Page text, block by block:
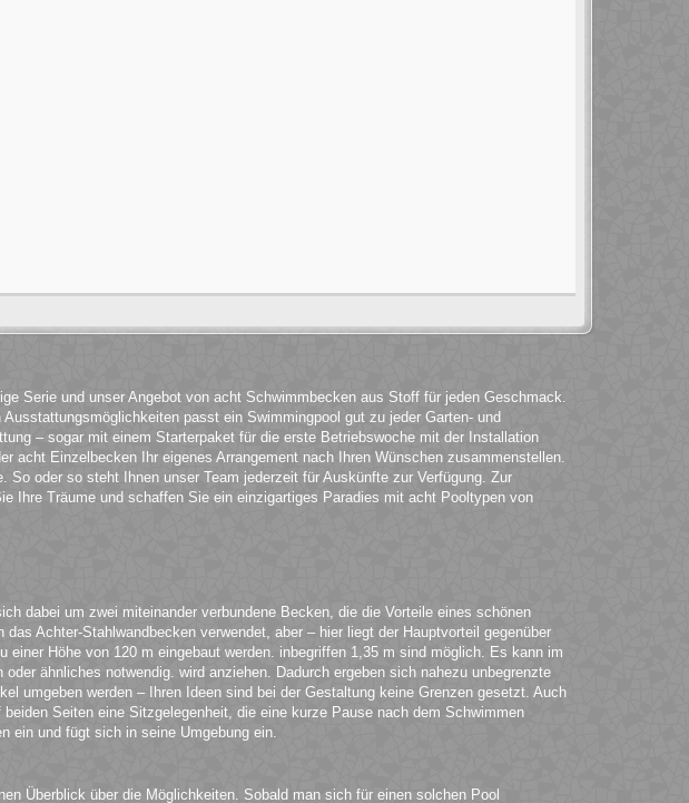
Serie und unser Angebot von acht Schwimmbecken aus Stoff für jeden Geschmack.
passt ein Swimmingpool gut zu jeder Garten- und
– sogar mit einem Starterpaket für die erste Betriebswoche mit der Installation
acht Einzelbecken Ihr eigenes Arrangement nach Ihren Wünschen zusammenstellen.
oder so steht Ihnen unser Team jederzeit für Auskünfte zur Verfügung. Zur
Ihre Träume und schaffen Sie ein einzigartiges Paradies mit acht Pooltypen von
dabei um zwei miteinander verbundene Becken, die die Vorteile eines schönen
Achter-Stahlwandbecken verwendet, aber – hier liegt der Hauptvorteil gegenüber
Höhe von 120 m eingebaut werden. inbegriffen 1,35 m sind möglich. Es kann im
ähnliches notwendig. wird anziehen. Dadurch ergeben sich nahezu unbegrenzte
umgeben werden – Ihren Ideen sind bei der Gestaltung keine Grenzen gesetzt. Auch
Seiten eine Sitzgelegenheit, die eine kurze Pause nach dem Schwimmen
ein und fügt sich in seine Umgebung ein.
Überblick über die Möglichkeiten. Sobald man sich für einen solchen Pool